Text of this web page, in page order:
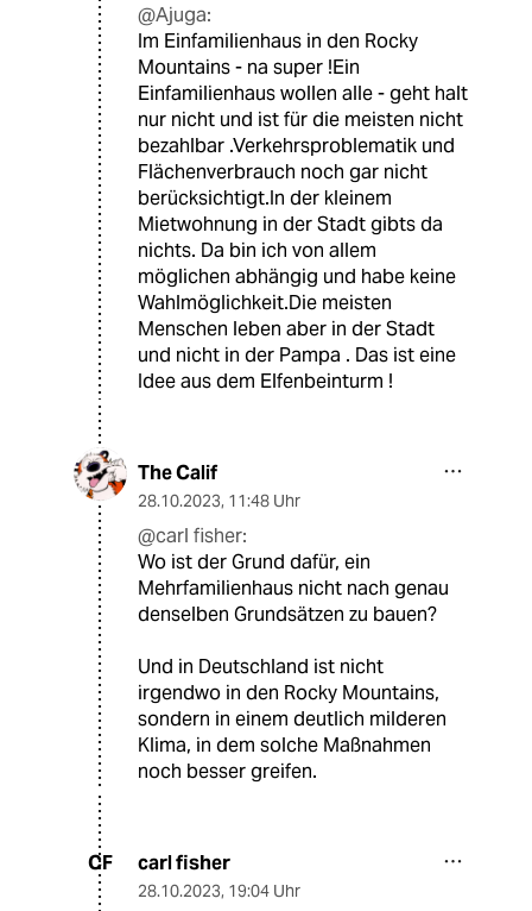
@Ajuga:
Im Einfamilienhaus in den Rocky
Mountains - na super !Ein
Einfamilienhaus wollen alle - geht halt
nur nicht und ist für die meisten nicht
bezahlbar .Verkehrsproblematik und
Flächenverbrauch noch gar nicht
berücksichtigt.In der kleinem
Mietwohnung in der Stadt gibts da
nichts. Da bin ich von allem
möglichen abhängig und habe keine
Wahlmöglichkeit.Die meisten
Menschen leben aber in der Stadt
und nicht in der Pampa . Das ist eine
Idee aus dem Elfenbeinturm !
The Calif
28.10.2023, 11:48 Uhr
@carl fisher:
Wo ist der Grund dafür, ein
Mehrfamilienhaus nicht nach genau
denselben Grundsätzen zu bauen?
Und in Deutschland ist nicht
irgendwo in den Rocky Mountains,
sondern in einem deutlich milderen
Klima, in dem solche Maßnahmen
noch besser greifen.
CF carl fisher
28.10.2023, 19:04 Uhr